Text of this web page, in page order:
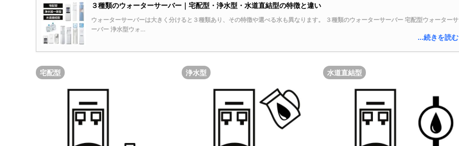
３種類のウォーターサーバー｜宅配型・浄水型・水道直結型の特徴と違い
ウォーターサーバーは大きく分けると３種類あり、その特徴や選べる水も異なります。 ３種類のウォーターサーバー 宅配型ウォーターサ
ーバー 浄水型ウォ…
…続きを読む
宅配型 浄水型 水道直結型